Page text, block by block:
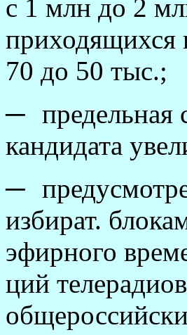
с 1 млн до 2
приходящихся
70 до 50 тыс.;
─ предельная
кандидата
─
избират.
эфирного
ций